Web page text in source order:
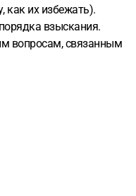
как их избежать).
взыскания.
вопросам, связанным